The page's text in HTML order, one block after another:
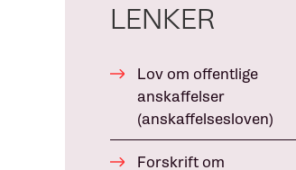
LENKER
Lov om offentlige
anskaffelser
(anskaffelsesloven)
Forskrift om